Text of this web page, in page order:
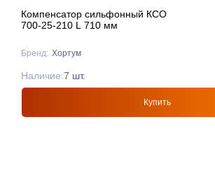
Компенсатор сильфонный КСО
700-25-210 L 710 мм
Бренд: Хортум
Купить
Наличие:7 шт.